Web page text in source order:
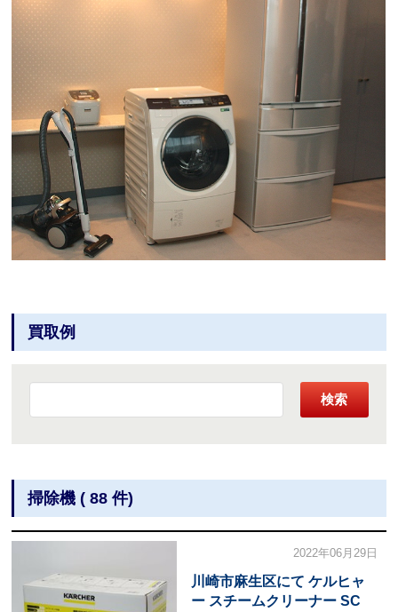
買取例
検索
掃除機 ( 88 件)
2022年06月29日
川崎市麻生区にて ケルヒャ
ー スチームクリーナー SC